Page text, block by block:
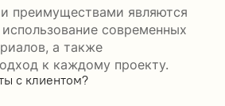
преимуществами являются
современных
а также
к каждому проекту.
с клиентом?